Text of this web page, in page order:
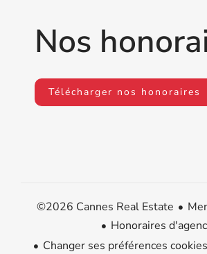
Nos
Télécharger nos honoraires
©2026 Cannes Real Estate
Honoraires
Changer ses préférences cookies